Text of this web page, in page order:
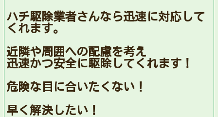
ハチ駆除業者さんなら迅速に対応して
くれます。
近隣や周囲への配慮を考え
迅速かつ安全に駆除してくれます！
危険な目に合いたくない！
早く解決したい！